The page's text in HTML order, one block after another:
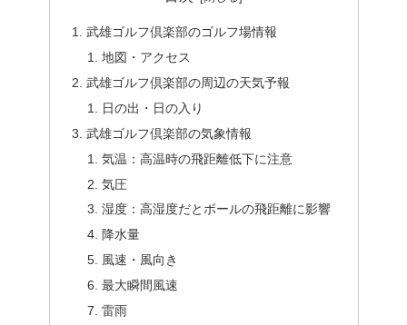
武雄ゴルフ倶楽部のゴルフ場情報
地図・アクセス
武雄ゴルフ倶楽部の周辺の天気予報
日の出・日の入り
武雄ゴルフ倶楽部の気象情報
気温：高温時の飛距離低下に注意
気圧
湿度：高湿度だとボールの飛距離に影響
降水量
風速・風向き
最大瞬間風速
雷雨